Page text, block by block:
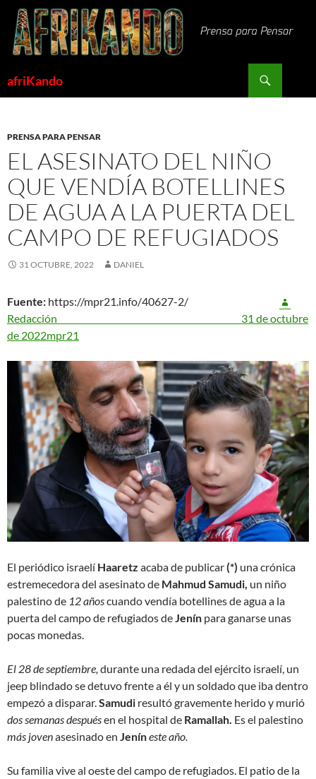
Saltar
contenido
afriKando
PRENSA PARA PENSAR
EL ASESINATO DEL NIÑO
QUE VENDÍA BOTELLINES
DE AGUA A LA PUERTA DEL
CAMPO DE REFUGIADOS
31 OCTUBRE, 2022 DANIEL
Fuente: https://mpr21.info/40627-2/
Redacción 31 de octubre
de 2022mpr21
El periódico israelí Haaretz acaba de publicar(*) una crónica
estremecedora del asesinato de Mahmud Samudi, un niño
palestino de 12 añoscuando vendía botellines de agua a la
puerta del campo de refugiados deJenín para ganarse unas
pocas monedas.
El 28 de septiembre, durante una redada del ejército israelí, un
jeep blindado se detuvo frente a él y un soldado que iba dentro
empezó a disparar.Samudi resultó gravemente herido y murió
dos semanas despuésen el hospital de Ramallah. Es el palestino
más jovenasesinado en Jeníneste año.
Su familia vive al oeste del campo de refugiados. El patio de la